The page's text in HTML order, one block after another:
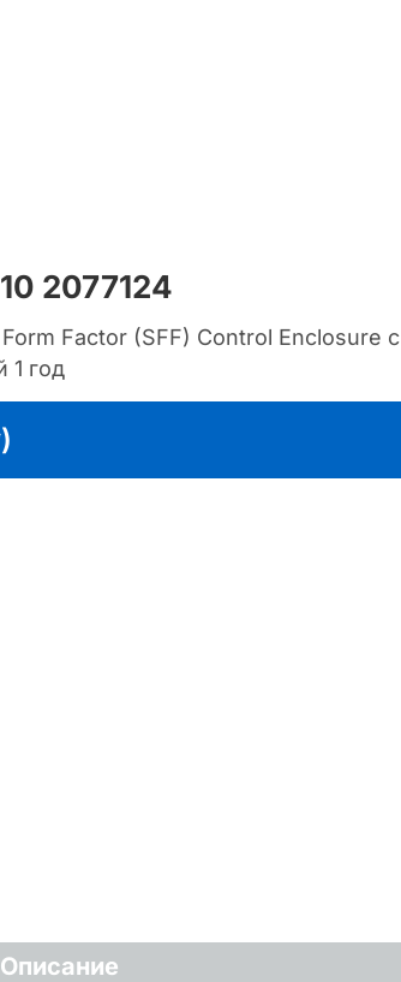
2077124
Factor (SFF) Control Enclosure с
1 год
Описание